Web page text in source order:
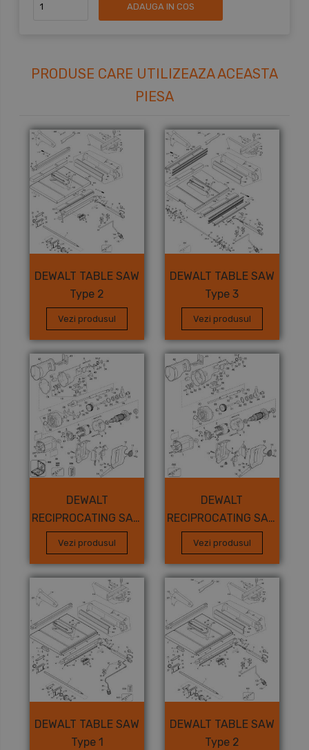
ADAUGA IN COS
PRODUSE CARE UTILIZEAZA ACEASTA
PIESA
DEWALT TABLE SAW
Type 2
Vezi produsul
DEWALT TABLE SAW
Type 3
Vezi produsul
DEWALT
RECIPROCATING SAW
Type 2
Vezi produsul
DEWALT
RECIPROCATING SAW
Type 1
Vezi produsul
DEWALT TABLE SAW
Type 1
DEWALT TABLE SAW
Type 2